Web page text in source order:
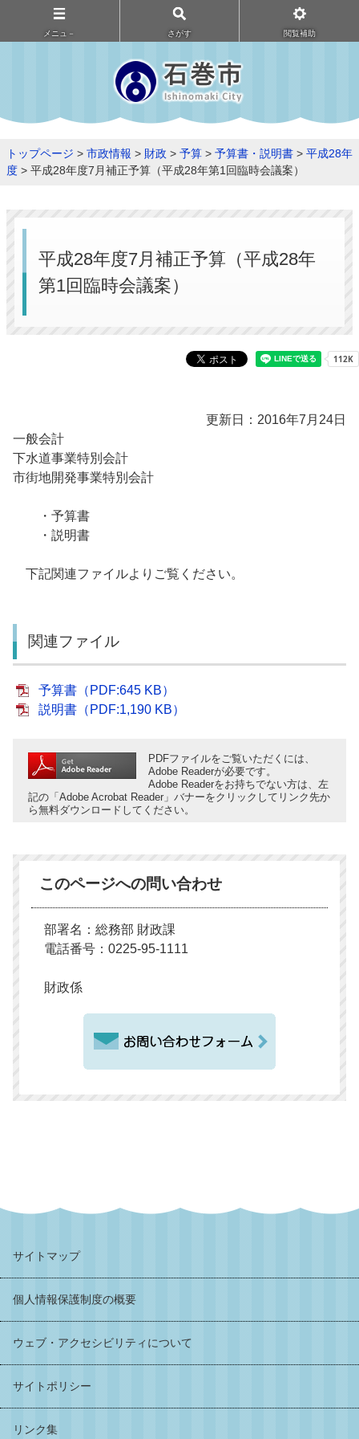
メニュ－ さがす 閲覧補助
トップページ > 市政情報 > 財政 > 予算 > 予算書・説明書 > 平成28年
度 > 平成28年度7月補正予算（平成28年第1回臨時会議案）
平成28年度7月補正予算（平成28年
第1回臨時会議案）
更新日：2016年7月24日
一般会計
下水道事業特別会計
市街地開発事業特別会計
・予算書
・説明書
下記関連ファイルよりご覧ください。
関連ファイル
予算書（PDF:645 KB）
説明書（PDF:1,190 KB）
PDFファイルをご覧いただくには、
Adobe Readerが必要です。
Adobe Readerをお持ちでない方は、左
記の「Adobe Acrobat Reader」バナーをクリックしてリンク先か
ら無料ダウンロードしてください。
このページへの問い合わせ
部署名：総務部 財政課
電話番号：0225-95-1111
財政係
サイトマップ
個人情報保護制度の概要
ウェブ・アクセシビリティについて
サイトポリシー
リンク集